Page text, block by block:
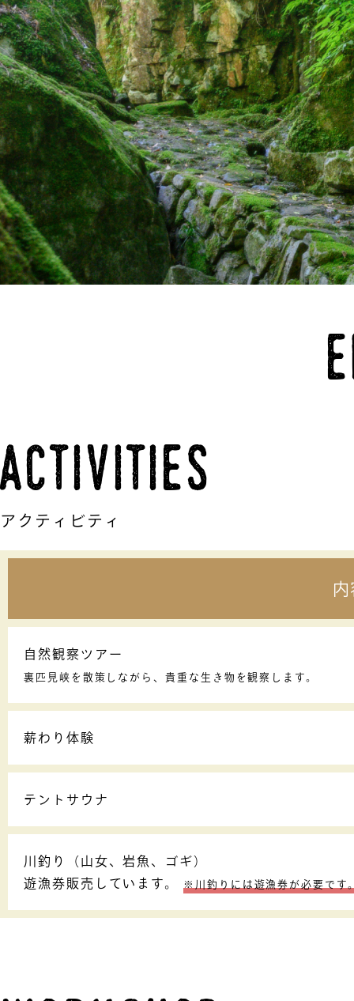
activities
アクティビティ
自然観察ツアー
裏匹見峡を散策しながら、貴重な生き物を観察します。
薪わり体験
テントサウナ
川釣り（山女、岩魚、ゴギ）
遊漁券販売しています。
※川釣りには遊漁券が必要です